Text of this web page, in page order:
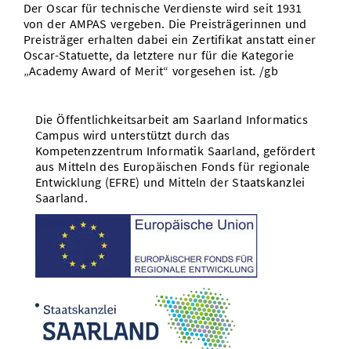
Der Oscar für technische Verdienste wird seit 1931
von der AMPAS vergeben. Die Preisträgerinnen und
Preisträger erhalten dabei ein Zertifikat anstatt einer
Oscar-Statuette, da letztere nur für die Kategorie
„Academy Award of Merit“ vorgesehen ist. /gb
Die Öffentlichkeitsarbeit am Saarland Informatics
Campus wird unterstützt durch das
Kompetenzzentrum Informatik Saarland, gefördert
aus Mitteln des Europäischen Fonds für regionale
Entwicklung (EFRE) und Mitteln der Staatskanzlei
Saarland.